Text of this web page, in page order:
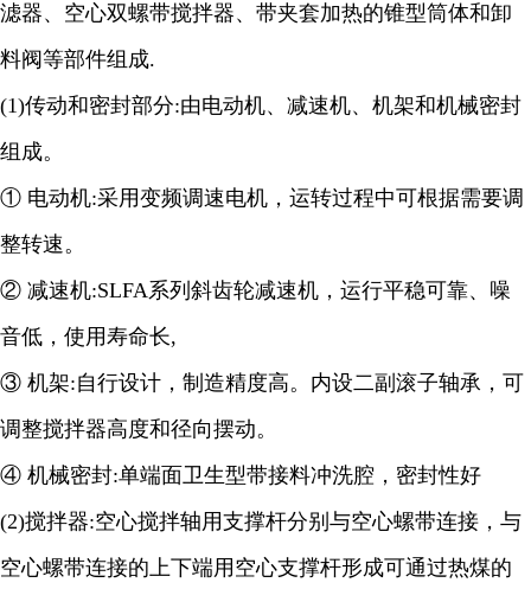
滤器、空心双螺带搅拌器、带夹套加热的锥型筒体和卸
料阀等部件组成.
(1)传动和密封部分:由电动机、减速机、机架和机械密封
组成。
① 电动机:采用变频调速电机，运转过程中可根据需要调
整转速。
② 减速机:SLFA系列斜齿轮减速机，运行平稳可靠、噪
音低，使用寿命长,
③ 机架:自行设计，制造精度高。内设二副滚子轴承，可
调整搅拌器高度和径向摆动。
④ 机械密封:单端面卫生型带接料冲洗腔，密封性好
(2)搅拌器:空心搅拌轴用支撑杆分别与空心螺带连接，与
空心螺带连接的上下端用空心支撑杆形成可通过热煤的